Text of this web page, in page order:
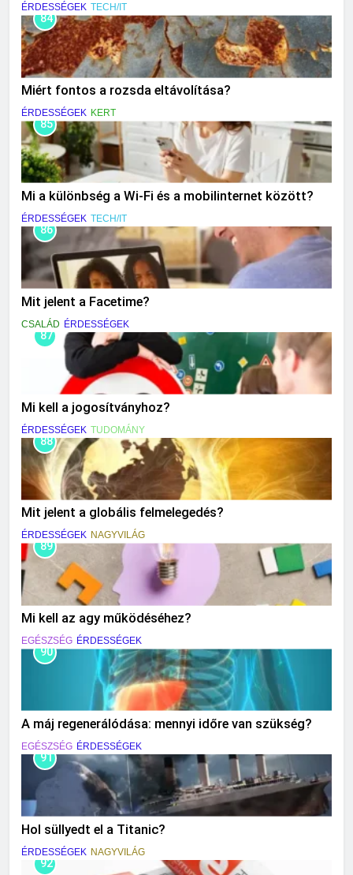
ÉRDESSÉGEK TECH/IT
84
Miért fontos a rozsda eltávolítása?
ÉRDESSÉGEK KERT
85
Mi a különbség a Wi-Fi és a mobilinternet között?
ÉRDESSÉGEK TECH/IT
86
Mit jelent a Facetime?
CSALÁD ÉRDESSÉGEK
87
Mi kell a jogosítványhoz?
ÉRDESSÉGEK TUDOMÁNY
88
Mit jelent a globális felmelegedés?
ÉRDESSÉGEK NAGYVILÁG
89
Mi kell az agy működéséhez?
EGÉSZSÉG ÉRDESSÉGEK
90
A máj regenerálódása: mennyi időre van szükség?
EGÉSZSÉG ÉRDESSÉGEK
91
Hol süllyedt el a Titanic?
ÉRDESSÉGEK NAGYVILÁG
92